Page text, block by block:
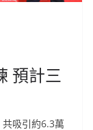
預計三
吸引約6.3萬